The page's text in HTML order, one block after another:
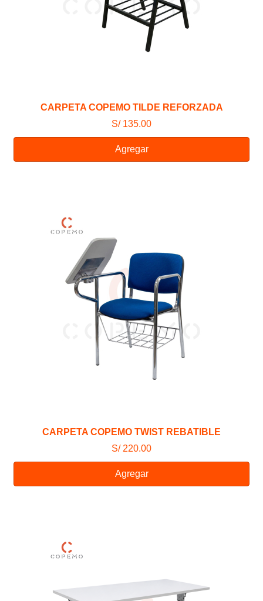
CARPETA COPEMO TILDE REFORZADA
S/ 135.00
Agregar
CARPETA COPEMO TWIST REBATIBLE
S/ 220.00
Agregar